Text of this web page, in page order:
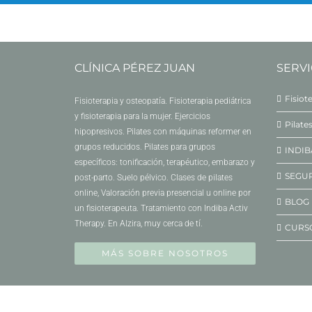
CLÍNICA PÉREZ JUAN
Fisioterapia y osteopatía. Fisioterapia pediátrica
y fisioterapia para la mujer. Ejercicios
hipopresivos. Pilates con máquinas reformer en
grupos reducidos. Pilates para grupos
específicos: tonificación, terapéutico, embarazo y
post-parto. Suelo pélvico. Clases de pilates
online, Valoración previa presencial u online por
un fisioterapeuta. Tratamiento con Indiba Activ
Therapy. En Alzira, muy cerca de tí.
MÁS SOBRE NOSOTROS
BLOG